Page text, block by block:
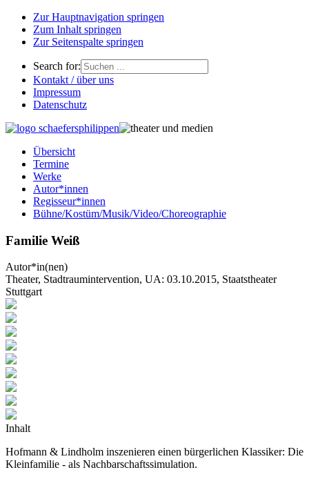
Zur Hauptnavigation springen
Zum Inhalt springen
Zur Seitenspalte springen
Search for:
Kontakt / über uns
Impressum
Datenschutz
Übersicht
Termine
Werke
Autor*innen
Regisseur*innen
Bühne/Kostüm/Musik/Video/Choreographie
Familie Weiß
Autor*in(nen)
Theater, Stadtraumintervention, UA: 03.10.2015, Staatstheater
Stuttgart
Inhalt
Hofmann & Lindholm inszenieren einen bürgerlichen Klassiker: Die
Kleinfamilie - als Nachbarschaftssimulation.